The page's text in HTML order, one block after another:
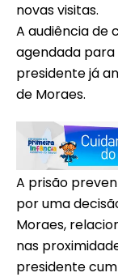
novas visitas.
A audiência de
agendada para
presidente já
de Moraes.
A prisão
por uma
Moraes,
nas
presidente